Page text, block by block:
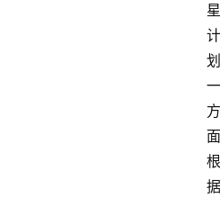
星
计
划
一
方
面
根
据